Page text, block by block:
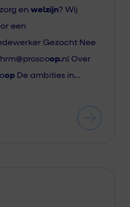
en welzijn? Wij
een
Gezocht Nee
op.nl Over
op De ambities in…